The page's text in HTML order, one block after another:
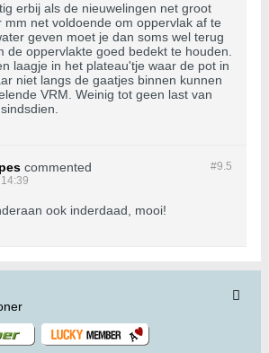
erbij als de nieuwelingen net groot
mm net voldoende om oppervlak af te
geven moet je dan soms wel terug
de oppervlakte goed bedekt te houden.
laagje in het plateau'tje waar de pot in
niet langs de gaatjes binnen kunnen
VRM. Weinig tot geen last van
#9.5
commented
ook inderdaad, mooi!